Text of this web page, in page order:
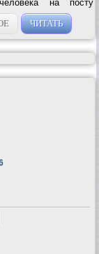
на посту
на продвижение
ЧИТАТЬ